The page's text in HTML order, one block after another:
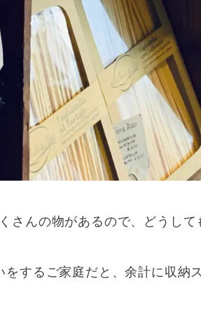
さんの物があるので、どうし
するご家庭だと、余計に収納